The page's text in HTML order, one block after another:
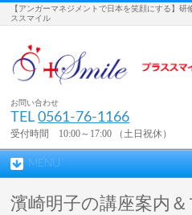
【アンガーマネジメントで日本を笑顔にする】
ススマイル
お問い合わせ
TEL0561-76-1166
受付時間 10:00～17:00 （土日祝休）
MENU
濱崎明子の講座案内